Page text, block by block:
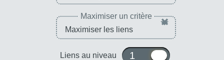
Maximiser un critère ×
Liens au niveau 1 ou 10